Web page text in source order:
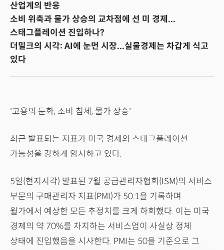
산업계의 반응
소비 위축과 물가 상승의 교차점에 선 미 경제...
스태그플레이션 진입하나?
더밀크의 시각: AI에 눈먼 시장...실물경제는 차갑게 식고
있다
'고용의 둔화, 소비 침체, 물가 상승'
최근 발표되는 지표가 미국 경제의 스태그플레이션
가능성을 강하게 암시하고 있다.
5일(현지시각) 발표된 7월 공급관리자협회(ISM)의 서비스
부문의 구매관리자 지표(PMI)가 50.1을 기록하며
월가에서 예상한 모든 추정치를 크게 하회했다. 이는 미국
경제의 약 70%를 차지하는 서비스업이 사실상 정체
상태에 진입했음을 시사한다. PMI는 50을 기준으로 그